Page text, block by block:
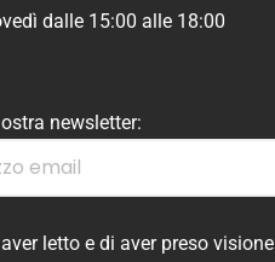
dalle 15:00 alle 18:00
newsletter:
letto e di aver preso visione